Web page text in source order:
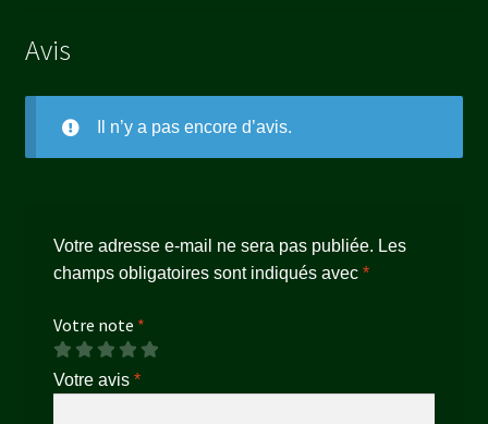
Avis
Il n’y a pas encore d’avis.
Votre adresse e-mail ne sera pas publiée. Les
champs obligatoires sont indiqués avec *
Votre note *
Votre avis *